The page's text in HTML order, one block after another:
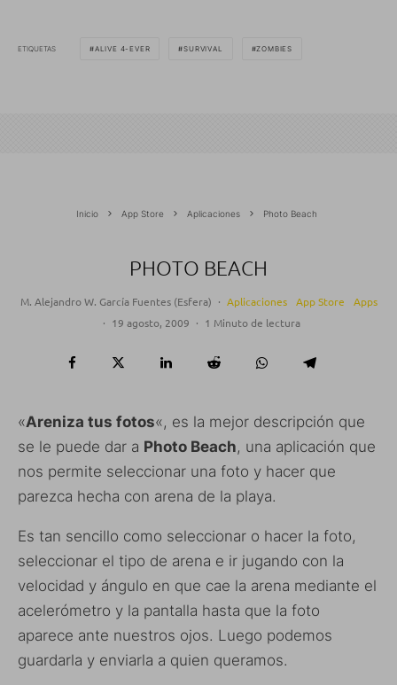
ETIQUETAS ALIVE 4-EVER SURVIVAL ZOMBIES
Inicio App Store Aplicaciones Photo Beach
PHOTO BEACH
M. Alejandro W. García Fuentes (Esfera) · Aplicaciones App Store
Apps
· 19 agosto, 2009 · 1 Minuto de lectura
«Areniza tus fotos«, es la mejor descripción que
se le puede dar a Photo Beach, una aplicación que
nos permite seleccionar una foto y hacer que
parezca hecha con arena de la playa.
Es tan sencillo como seleccionar o hacer la foto,
seleccionar el tipo de arena e ir jugando con la
velocidad y ángulo en que cae la arena mediante el
acelerómetro y la pantalla hasta que la foto
aparece ante nuestros ojos. Luego podemos
guardarla y enviarla a quien queramos.